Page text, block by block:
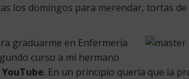
los domingos para merendar, tortas
graduarme en Enfermería
curso a mi hermano
. En un principio quería que la